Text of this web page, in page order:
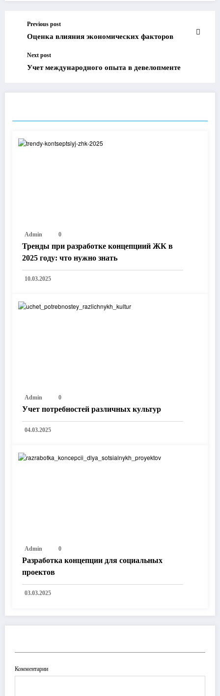
Previous post
Оценка влияния экономических факторов
Next post
Учет международного опыта в девелопменте
Admin 0
Тренды при разработке концепциий ЖК в
2025 году: что нужно знать
10.03.2025
Admin 0
Учет потребностей различных культур
04.03.2025
Admin 0
Разработка концепции для социальных
проектов
03.03.2025
Комментарии